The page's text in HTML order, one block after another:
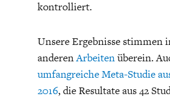
kontrolliert.
Unsere Ergebnisse stimmen
anderenArbeitenüberein.
umfangreiche Meta-Studie
2016, die Resultate aus 42